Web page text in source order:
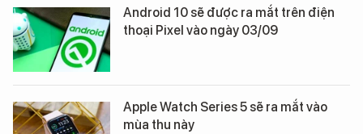
Android 10 sẽ được ra mắt trên điện
thoại Pixel vào ngày 03/09
Apple Watch Series 5 sẽ ra mắt vào
mùa thu này